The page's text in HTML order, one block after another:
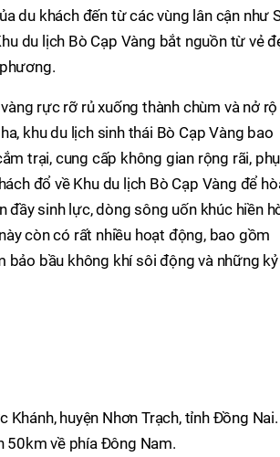
du khách đến từ các vùng lân cận như
du lịch Bò Cạp Vàng bắt nguồn từ vẻ
rực rỡ rủ xuống thành chùm và nở rộ
khu du lịch sinh thái Bò Cạp Vàng bao
trại, cung cấp không gian rộng rãi,
đổ về Khu du lịch Bò Cạp Vàng để
đầy sinh lực, dòng sông uốn khúc hiền
còn có rất nhiều hoạt động, bao gồm
bầu không khí sôi động và những kỷ
huyện Nhơn Trạch, tỉnh Đồng Nai.
50km về phía Đông Nam.